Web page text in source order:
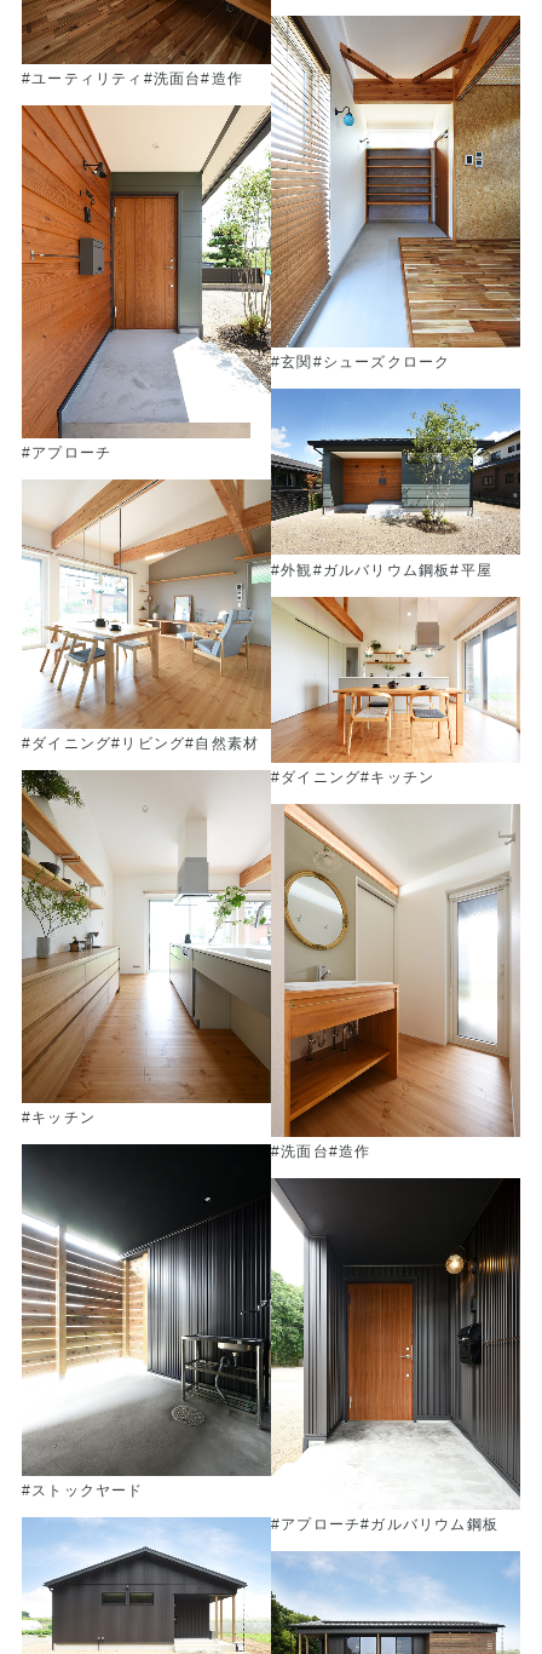
#ユーティリティ #洗面台#造作
#玄関 #シューズクローク
#アプローチ
#外観 #ガルバリウム鋼板#平屋
#ダイニング#リビング#自然素材
#ダイニング#キッチン
#キッチン
#洗面台#造作
#ストックヤード
#アプローチ#ガルバリウム鋼板